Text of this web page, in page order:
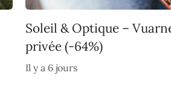
Soleil & Optique –
privée (-64%)
Il y a 6 jours